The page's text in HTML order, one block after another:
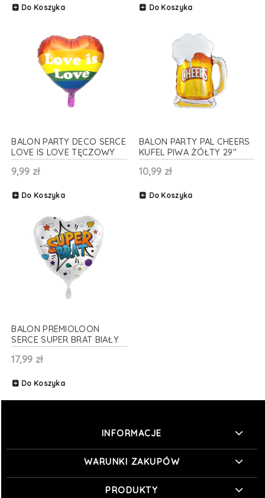
Do Koszyka Do Koszyka
BALON PARTY DECO SERCE
LOVE IS LOVE TĘCZOWY
14'' 35cm
9,99 zł
Do Koszyka
BALON PARTY PAL CHEERS
KUFEL PIWA ŻÓŁTY 29"
73cm
10,99 zł
Do Koszyka
BALON PREMIOLOON
SERCE SUPER BRAT BIAŁY
17" 43cm
17,99 zł
Do Koszyka
INFORMACJE
WARUNKI ZAKUPÓW
PRODUKTY